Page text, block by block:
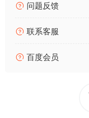
夜色中的街道上，一名
的身影投射在光滑路面
远处灯光闪烁，他却只
问题反馈
联系客服
百度会员